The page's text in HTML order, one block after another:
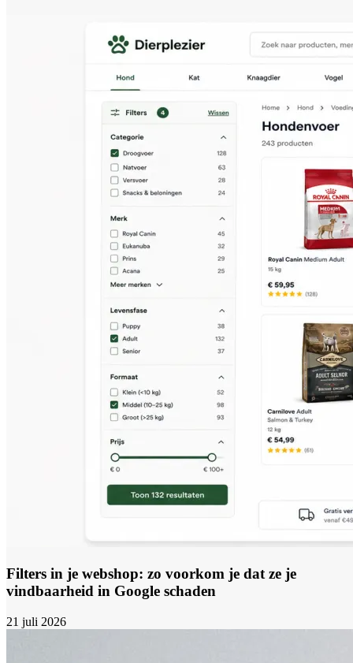
Filters in je webshop: zo voorkom je dat ze je
vindbaarheid in Google schaden
21 juli 2026